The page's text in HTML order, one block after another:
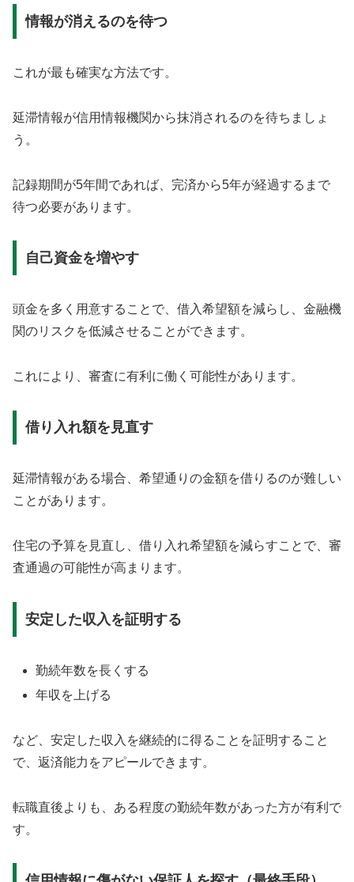
情報が消えるのを待つ
これが最も確実な方法です。
延滞情報が信用情報機関から抹消されるのを待ちましょ
う。
記録期間が5年間であれば、完済から5年が経過するまで
待つ必要があります。
自己資金を増やす
頭金を多く用意することで、借入希望額を減らし、金融機
関のリスクを低減させることができます。
これにより、審査に有利に働く可能性があります。
借り入れ額を見直す
延滞情報がある場合、希望通りの金額を借りるのが難しい
ことがあります。
住宅の予算を見直し、借り入れ希望額を減らすことで、審
査通過の可能性が高まります。
安定した収入を証明する
勤続年数を長くする
年収を上げる
など、安定した収入を継続的に得ることを証明すること
で、返済能力をアピールできます。
転職直後よりも、ある程度の勤続年数があった方が有利で
す。